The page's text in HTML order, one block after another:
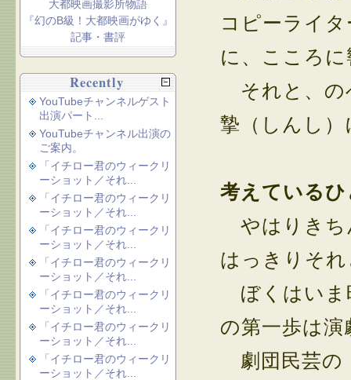
コピーライ
に、こころ
それと、の
摯（しんし
考えている
やはりきち
はっきりそ
ぼくはいま
の第一歩は
劇団民芸の
大都映画撮影所物語
『幻のB級！大都映画がゆく』
記事・書評
Recently
YouTubeチャンネルゲスト
出演パート...
YouTubeチャンネル出演の
ご案内。
「イチロー君のウィークリ
ーショット／それ...
「イチロー君のウィークリ
ーショット／それ...
「イチロー君のウィークリ
ーショット／それ...
「イチロー君のウィークリ
ーショット／それ...
「イチロー君のウィークリ
ーショット／それ...
「イチロー君のウィークリ
ーショット／それ...
「イチロー君のウィークリ
ーショット／それ...